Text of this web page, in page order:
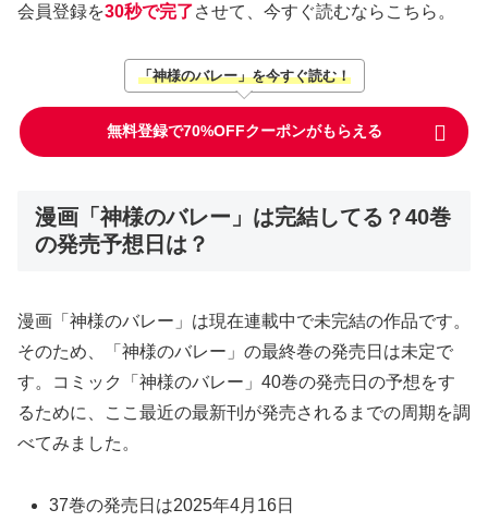
会員登録を30秒で完了させて、今すぐ読むならこちら。
「神様のバレー」を今すぐ読む！
無料登録で70%OFFクーポンがもらえる
漫画「神様のバレー」は完結してる？40巻
の発売予想日は？
漫画「神様のバレー」は現在連載中で未完結の作品です。
そのため、「神様のバレー」の最終巻の発売日は未定で
す。コミック「神様のバレー」40巻の発売日の予想をす
るために、ここ最近の最新刊が発売されるまでの周期を調
べてみました。
37巻の発売日は2025年4月16日